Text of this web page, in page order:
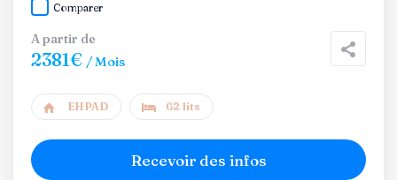
Comparer
A partir de
2381€ / Mois
EHPAD 62 lits
Recevoir des infos